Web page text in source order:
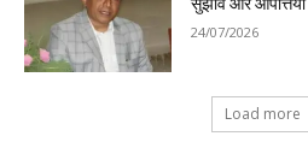
24/07/2026
Load more